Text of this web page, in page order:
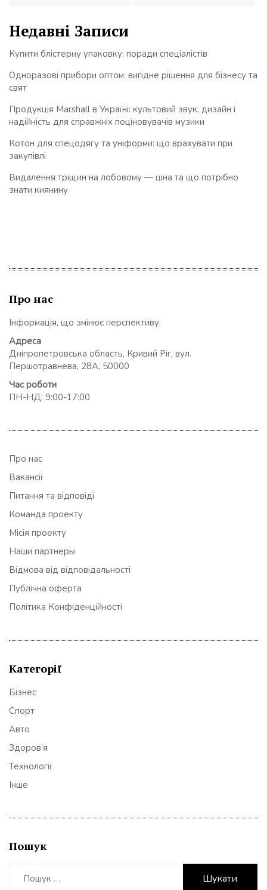
Недавні Записи
Купити блістерну упаковку: поради спеціалістів
Одноразові прибори оптом: вигідне рішення для бізнесу та
свят
Продукція Marshall в Україні: культовий звук, дизайн і
надійність для справжніх поціновувачів музики
Котон для спецодягу та уніформи: що врахувати при
закупівлі
Видалення тріщин на лобовому — ціна та що потрібно
знати киянину
Про нас
Інформація, що змінює перспективу.
Адреса
Дніпропетровська область, Кривий Ріг, вул.
Першотравнева, 28А, 50000
Час роботи
ПН-НД: 9:00-17:00
Про нас
Вакансії
Питання та відповіді
Команда проекту
Місія проекту
Наши партнеры
Відмова від відповідальності
Публічна оферта
Політика Конфіденційності
Категорії
Бізнес
Спорт
Авто
Здоров’я
Технології
Інше
Пошук